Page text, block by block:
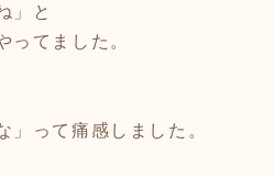
」と
ってました。
」って痛感しました。